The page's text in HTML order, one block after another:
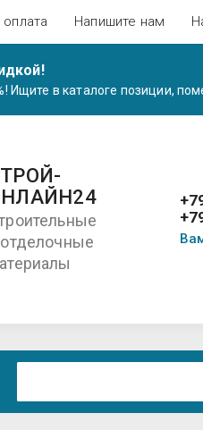
Напишите нам
Ищите в каталоге позиции,